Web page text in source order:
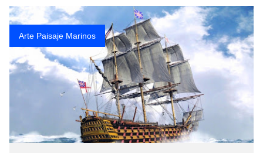
Paisaje Marino "…
Arte Paisaje Marinos